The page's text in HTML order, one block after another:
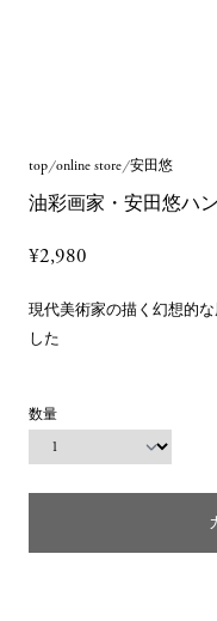
top online store 安田悠
油彩画家・安田悠ハン
¥2,980
現代美術家の描く幻想的
した
数量